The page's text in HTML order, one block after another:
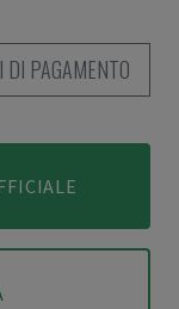
DI PAGAMENTO